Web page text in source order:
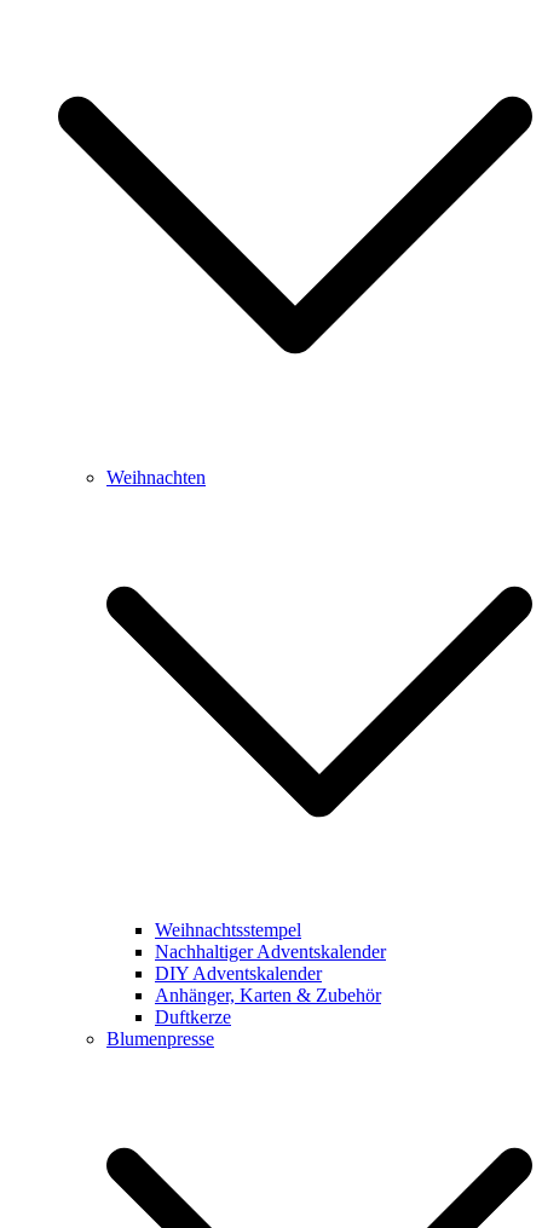
Weihnachten
Weihnachtsstempel
Nachhaltiger Adventskalender
DIY Adventskalender
Anhänger, Karten & Zubehör
Duftkerze
Blumenpresse